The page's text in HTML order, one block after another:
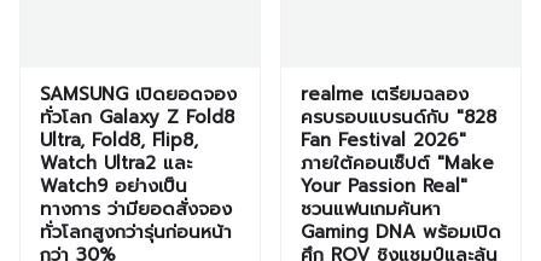
SAMSUNG เปิดยอดจอง
ทั่วโลก Galaxy Z Fold8
Ultra, Fold8, Flip8,
Watch Ultra2 และ
Watch9 อย่างเป็น
ทางการ ว่ามียอดสั่งจอง
ทั่วโลกสูงกว่ารุ่นก่อนหน้า
กว่า 30%
realme เตรียมฉลอง
ครบรอบแบรนด์กับ "828
Fan Festival 2026"
ภายใต้คอนเซ็ปต์ "Make
Your Passion Real"
ชวนแฟนเกมค้นหา
Gaming DNA พร้อมเปิด
ศึก ROV ชิงแชมป์และลุ้น